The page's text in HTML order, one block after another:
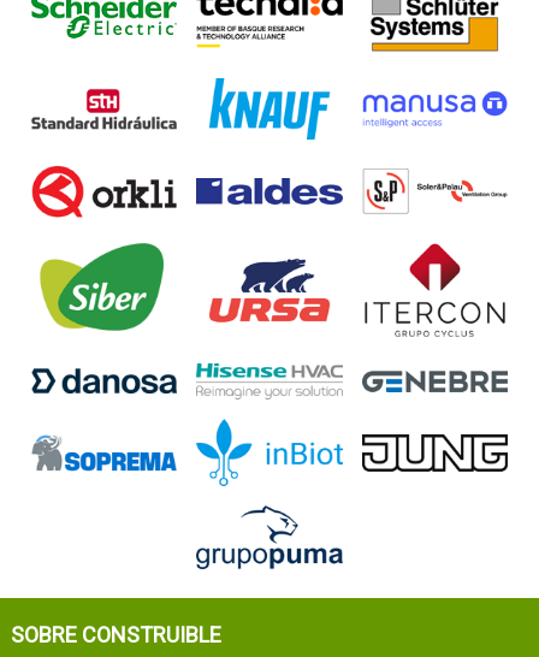
SOBRE CONSTRUIBLE